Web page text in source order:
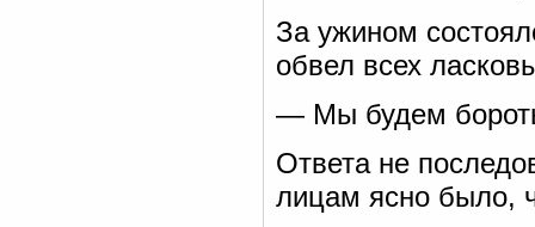
За ужином
обвел всех
— Мы будем
Ответа не
лицам ясно было,